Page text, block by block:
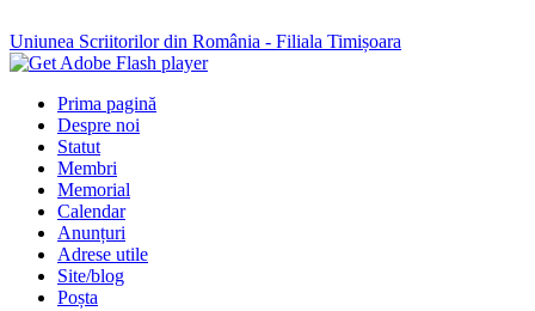
Uniunea Scriitorilor din România - Filiala Timișoara
Prima pagină
Despre noi
Statut
Membri
Memorial
Calendar
Anunțuri
Adrese utile
Site/blog
Poșta